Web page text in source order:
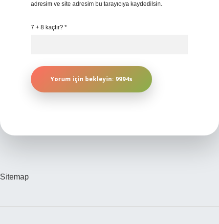
adresim ve site adresim bu tarayıcıya kaydedilsin.
7 + 8 kaçtır? *
Sitemap